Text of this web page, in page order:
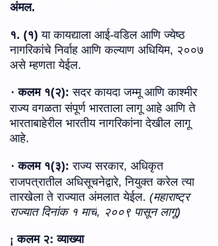
अंमल.
१. (१)या कायद्याला आई-वडिल आणि ज्येष्ठ
नागरिकांचे निर्वाह आणि कल्याण अधियिम, २००७
असे म्हणता येईल.
· कलम १(२): सदर कायदा जम्मू आणि काश्मीर
राज्य वगळता संपूर्ण भारताला लागू आहे आणि ते
भारताबाहेरील भारतीय नागरिकांना देखील लागू
आहे.
· कलम १(३): राज्य सरकार, अधिकृत
राजपत्रातील अधिसूचनेद्वारे,नियुक्त करेल त्या
तारखेला ते राज्यात अंमलात येईल. (महाराष्ट्र
राज्यात दिनांक १ मार्च, २००९ पासून लागू)
¡ कलम २: व्याख्‍या